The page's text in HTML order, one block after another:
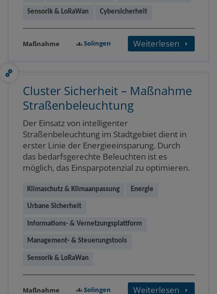
Sensorik & LoRaWan Cybersicherheit
Maßnahme Solingen Weiterlesen
Cluster Sicherheit – Maßnahme
Straßenbeleuchtung
Der Einsatz von intelligenter
Straßenbeleuchtung im Stadtgebiet dient in
erster Linie der Energieeinsparung. Durch
das bedarfsgerechte Beleuchten ist es
möglich, das Einsparpotenzial zu optimieren.
Klimaschutz & Klimaanpassung Energie
Urbane Sicherheit
Informations- & Vernetzungsplattform
Management- & Steuerungstools
Sensorik & LoRaWan
Maßnahme Solingen Weiterlesen